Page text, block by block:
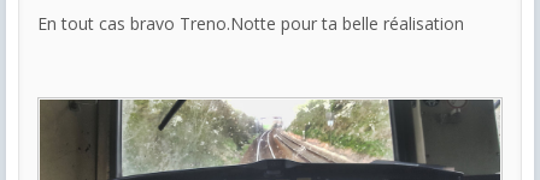
En tout cas bravo Treno.Notte pour ta belle réalisation